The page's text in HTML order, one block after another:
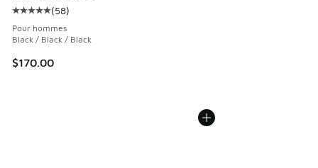
Cote moyenne du client - [5 sur 5 étoiles], 58
(58)
Pour hommes
Black / Black / Black
$170.00